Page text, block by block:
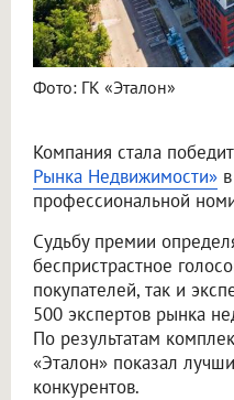
Фото: ГК «Эталон»
Компания стала
Рынка Недвижимости»
профессиональной
Судьбу премии
беспристрастное
покупателей, так и
500 экспертов рынка
По результатам
«Эталон» показал
конкурентов.